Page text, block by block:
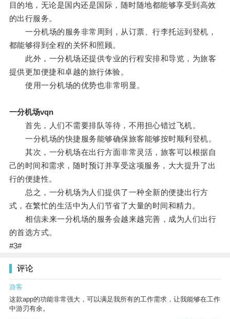
目的地，无论是国内还是国际，随时随地都能够享受到高效
的出行服务。
一分机场的服务非常周到，从订票、行李托运到登机，
都能够得到全程的关怀和照顾。
此外，一分机场还提供专业的行程安排和导览，为旅客
提供更加便捷和卓越的旅行体验。
使用一分机场的优势也非常明显。
一分机场vqn
首先，人们不需要排队等待，不用担心错过飞机。
一分机场的快捷服务能够确保旅客能够按时顺利登机。
其次，一分机场在出行方面非常灵活，旅客可以根据自
己的时间和需求，随时预订并享受这项服务，大大提升了出
行的便捷性。
总之，一分机场为人们提供了一种全新的便捷出行方
式，在繁忙的生活中为人们节省了大量的时间和精力。
相信未来一分机场的服务会越来越完善，成为人们出行
的首选方式。
#3#
评论
游客
这款app的功能非常强大，可以满足我所有的工作需求，让我能够在工作
中游刃有余。